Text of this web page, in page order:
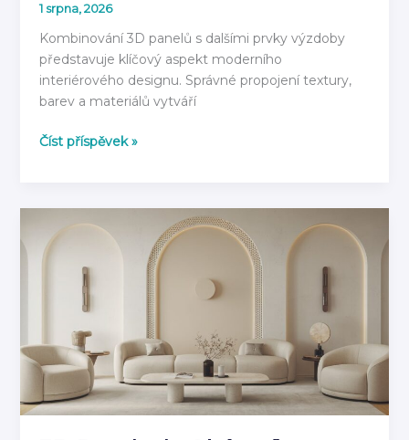
1 srpna, 2026
Kombinování 3D panelů s dalšími prvky výzdoby
představuje klíčový aspekt moderního
interiérového designu. Správné propojení textury,
barev a materiálů vytváří
Jak
dalšími
výzdoby
Číst příspěvek »